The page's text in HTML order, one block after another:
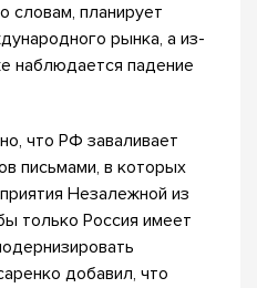
словам, планирует
рынка, а из-
наблюдается падение
что РФ заваливает
письмами, в которых
Незалежной из
только Россия имеет
добавил, что